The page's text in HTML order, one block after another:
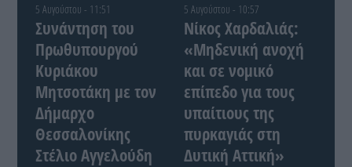
5 Αυγούστου - 11:51
Συνάντηση του
Πρωθυπουργού
Κυριάκου
Μητσοτάκη με τον
Δήμαρχο
Θεσσαλονίκης
Στέλιο Αγγελούδη
5 Αυγούστου - 10:57
Νίκος Χαρδαλιάς:
«Μηδενική ανοχή
και σε νομικό
επίπεδο για τους
υπαίτιους της
πυρκαγιάς στη
Δυτική Αττική»